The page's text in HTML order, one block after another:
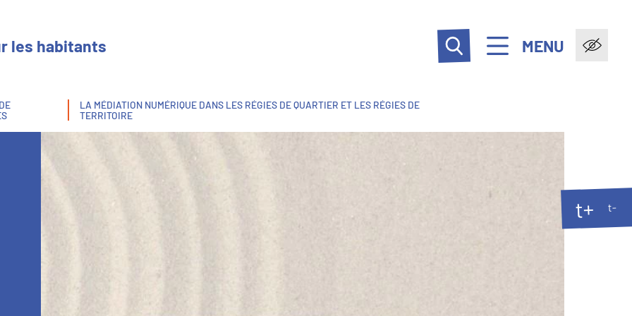
les habitants MENU
LA MÉDIATION NUMÉRIQUE DANS LES RÉGIES DE QUARTIER ET LES RÉGIES DE
TERRITOIRE
t+ t-